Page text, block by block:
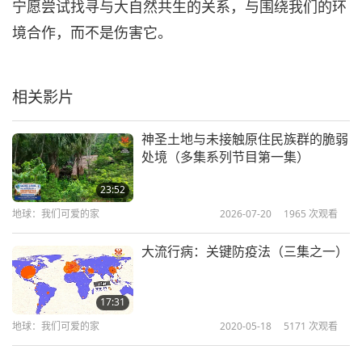
宁愿尝试找寻与大自然共生的关系，与围绕我们的环
境合作，而不是伤害它。
相关影片
23:52
神圣土地与未接触原住民族群的脆弱
处境（多集系列节目第一集）
地球：我们可爱的家 2026-07-20 1965 次观看
17:31
大流行病：关键防疫法（三集之一）
地球：我们可爱的家 2020-05-18 5171 次观看